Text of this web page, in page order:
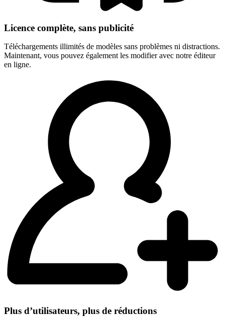
Licence complète, sans publicité
Téléchargements illimités de modèles sans problèmes ni distractions.
Maintenant, vous pouvez également les modifier avec notre éditeur
en ligne.
Plus d’utilisateurs, plus de réductions